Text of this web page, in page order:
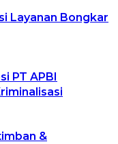
Layanan Bongkar
PT APBI
&